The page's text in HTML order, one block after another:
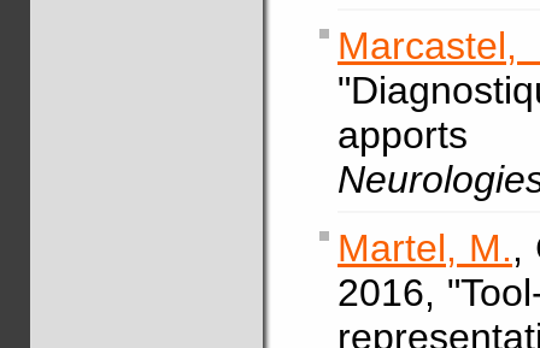
apports
Martel, M.,
2016,